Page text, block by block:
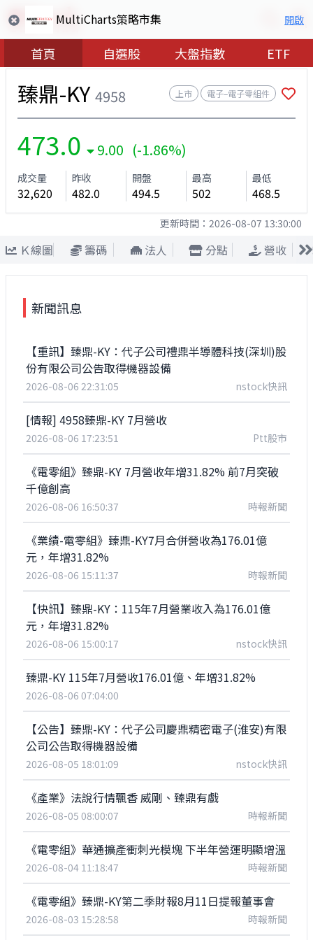
MultiCharts策略市集 開啟
首頁 自選股 大盤指數 ETF
臻鼎-KY 4958 上市 電子–電子零組件
473.0 9.00 (-1.86%)
成交量
32,620
昨收
482.0
開盤
494.5
最高
502
最低
468.5
更新時間： 2026-08-07 13:30:00
Ｋ線圖 籌碼 法人 分點 營收
新聞訊息
【重訊】臻鼎-KY：代子公司禮鼎半導體科技(深圳)股
份有限公司公告取得機器設備
2026-08-06 22:31:05 nstock快訊
[情報] 4958臻鼎-KY 7月營收
2026-08-06 17:23:51 Ptt股市
《電零組》臻鼎-KY 7月營收年增31.82% 前7月突破
千億創高
2026-08-06 16:50:37 時報新聞
《業績-電零組》臻鼎-KY7月合併營收為176.01億
元，年增31.82%
2026-08-06 15:11:37 時報新聞
【快訊】臻鼎-KY：115年7月營業收入為176.01億
元，年增31.82%
2026-08-06 15:00:17 nstock快訊
臻鼎-KY 115年7月營收176.01億、年增31.82%
2026-08-06 07:04:00
【公告】臻鼎-KY：代子公司慶鼎精密電子(淮安)有限
公司公告取得機器設備
2026-08-05 18:01:09 nstock快訊
《產業》法說行情飄香 威剛、臻鼎有戲
2026-08-05 08:00:07 時報新聞
《電零組》華通擴產衝刺光模塊 下半年營運明顯增溫
2026-08-04 11:18:47 時報新聞
《電零組》臻鼎-KY第二季財報8月11日提報董事會
2026-08-03 15:28:58 時報新聞